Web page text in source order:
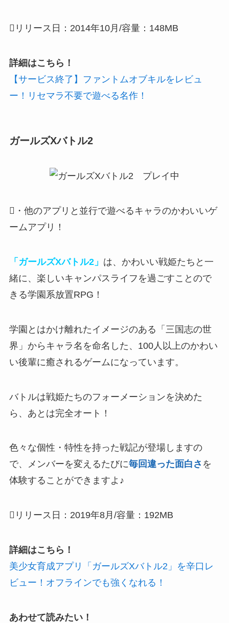
リリース日：2014年10月/容量：148MB
詳細はこちら！
【サービス終了】ファントムオブキルをレビュ
ー！リセマラ不要で遊べる名作！
ガールズXバトル2
・他のアプリと並行で遊べるキャラのかわいいゲ
ームアプリ！
「ガールズXバトル2」 は、かわいい戦姫たちと一
緒に、楽しいキャンパスライフを過ごすことので
きる学園系放置RPG！
学園とはかけ離れたイメージのある「三国志の世
界」からキャラ名を命名した 、100人以上のかわい
い後輩に癒されるゲームになっています。
バトルは戦姫たちのフォーメーションを決めた
ら、あとは完全オート！
色々な個性・特性を持った戦記が登場しますの
で、メンバーを変えるたびに毎回違った面白さ を
体験することができますよ♪
リリース日：2019年8月/容量：192MB
詳細はこちら！
美少女育成アプリ「ガールズXバトル2」を辛口レ
ビュー！オフラインでも強くなれる！
あわせて読みたい！